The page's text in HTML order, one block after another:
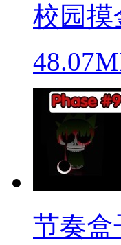
校园摸
节奏盒